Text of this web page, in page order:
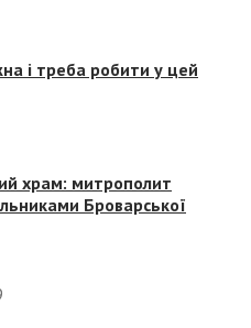
і треба робити у цей
храм: митрополит
Броварської